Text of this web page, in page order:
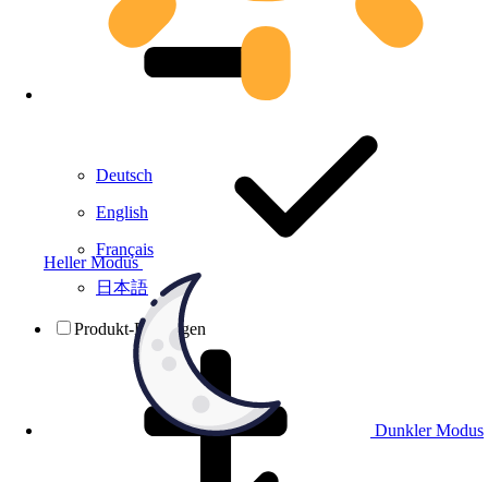
Heller Modus
Dunkler Modus
Deutsch
English
Français
日本語
Produkt-Prüfungen